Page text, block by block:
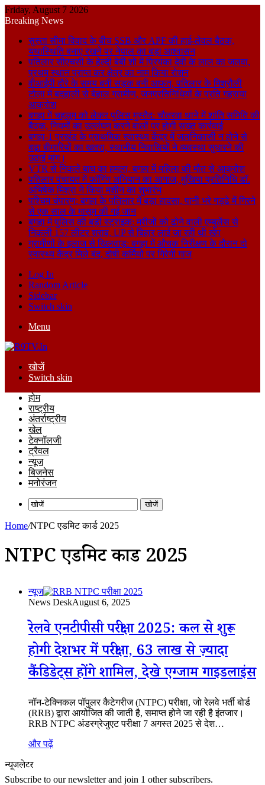
Friday, August 7 2026
Breaking News
सुस्ता सीमा विवाद के बीच SSB और APF की हाई-लेवल बैठक,
यथास्थिति बनाए रखने पर नेपाल का बड़ा आश्वासन
पतिलार सीएचसी के हेल्दी बेबी शो में प्रियंका देवी के लाल का जलवा,
प्रथम स्थान प्राप्त कर क्षेत्र का नाम किया रोशन
वीआईपी दौरे के समय बनी सड़क बनी आफत, पतिलार के मिश्रौली
टोला में बदहाली से बेहाल ग्रामीण, जनप्रतिनिधियों के प्रति गहराया
आक्रोश
बगहा में चहलूम को लेकर पुलिस मुस्तैद: चौतरवा थाने में शांति समिति की
बैठक, नियमों का उल्लंघन करने वालों पर होगी सख्त कार्रवाई
बगहा-1 प्रखंड के प्राथमिक स्वास्थ्य केंद्र में जलनिकासी न होने से
बढ़ा बीमारियों का खतरा, स्थानीय निवासियों ने व्यवस्था सुधारने की
उठाई मांग।
VTR से निकले बाघ का हमला, बगहा में महिला की मौत से आक्रोश
पतिलार पंचायत में फॉगिंग अभियान का आगाज, मुखिया प्रतिनिधि डॉ.
अभिषेक मिश्रा ने किया मशीन का शुभारंभ
पश्चिम चंपारण: बगहा के पतिलार में बड़ा हादसा, पानी भरे गड्ढे में गिरने
से एक साल के मासूम की गई जान
बगहा में पुलिस की बड़ी स्ट्राइक: मरीजों को ढोने वाली एम्बुलेंस से
निकली 157 लीटर शराब, UP से बिहार लाई जा रही थी खेप
ग्रामीणों के इलाज से खिलवाड़: बगहा में औचक निरीक्षण के दौरान दो
स्वास्थ्य केंद्र मिले बंद, दोषी कर्मियों पर गिरेगी गाज
Log In
Random Article
Sidebar
Switch skin
Menu
खोजें
Switch skin
होम
राष्ट्रीय
अंतर्राष्ट्रीय
खेल
टेक्नॉलजी
ट्रैवल
न्यूज
बिजनेस
मनोरंजन
खोजें
Home/NTPC एडमिट कार्ड 2025
NTPC एडमिट कार्ड 2025
न्यूज
News DeskAugust 6, 2025
रेलवे एनटीपीसी परीक्षा 2025: कल से शुरू
होगी देशभर में परीक्षा, 63 लाख से ज़्यादा
कैंडिडेट्स होंगे शामिल, देखे एग्जाम गाइडलाइंस
नॉन-टेक्निकल पॉपुलर कैटेगरीज (NTPC) परीक्षा, जो रेलवे भर्ती बोर्ड
(RRB) द्वारा आयोजित की जाती है, समाप्त होने जा रही है इंतजार।
RRB NTPC अंडरग्रेजुएट परीक्षा 7 अगस्त 2025 से देश…
और पढ़ें
न्यूजलेटर
Subscribe to our newsletter and join 1 other subscribers.